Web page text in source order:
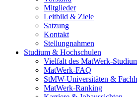
Mitglieder
Leitbild & Ziele
Satzung
Kontakt
Stellungnahmen
Studium & Hochschulen
Vielfalt des MatWerk-
MatWerk-FAQ
StMW-Universitäten &
MatWerk-Ranking